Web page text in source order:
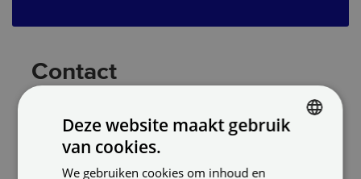
Contact
Deze website maakt gebruik
van cookies.
We gebruiken cookies om inhoud en